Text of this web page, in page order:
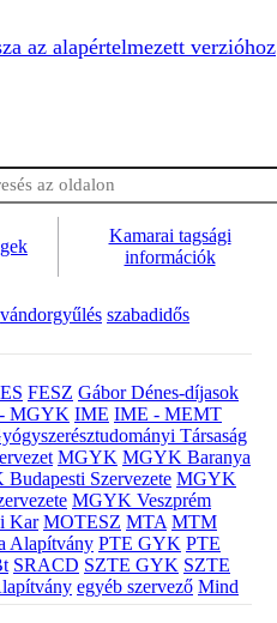
az alapértelmezett verzióhoz
Kamarai tagsági
információk
vándorgyűlés szabadidős
FESZ Gábor Dénes-díjasok
MGYK IME IME - MEMT
Társaság
MGYK MGYK Baranya
Szervezete MGYK
MGYK Veszprém
Kar MOTESZ MTA MTM
Alapítvány PTE GYK PTE
SRACD SZTE GYK SZTE
egyéb szervező Mind